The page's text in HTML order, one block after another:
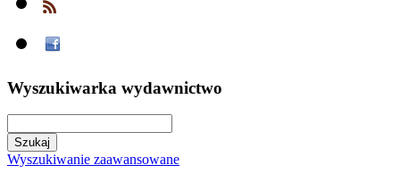
Wyszukiwarka wydawnictwo
Wyszukiwanie zaawansowane